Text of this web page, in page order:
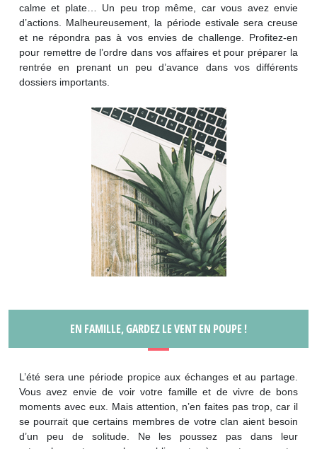
calme et plate… Un peu trop même, car vous avez envie
d’actions. Malheureusement, la période estivale sera creuse
et ne répondra pas à vos envies de challenge. Profitez-en
pour remettre de l’ordre dans vos affaires et pour préparer la
rentrée en prenant un peu d’avance dans vos différents
dossiers importants.
EN FAMILLE, GARDEZ LE VENT EN POUPE !
L’été sera une période propice aux échanges et au partage.
Vous avez envie de voir votre famille et de vivre de bons
moments avec eux. Mais attention, n’en faites pas trop, car il
se pourrait que certains membres de votre clan aient besoin
d’un peu de solitude. Ne les poussez pas dans leur